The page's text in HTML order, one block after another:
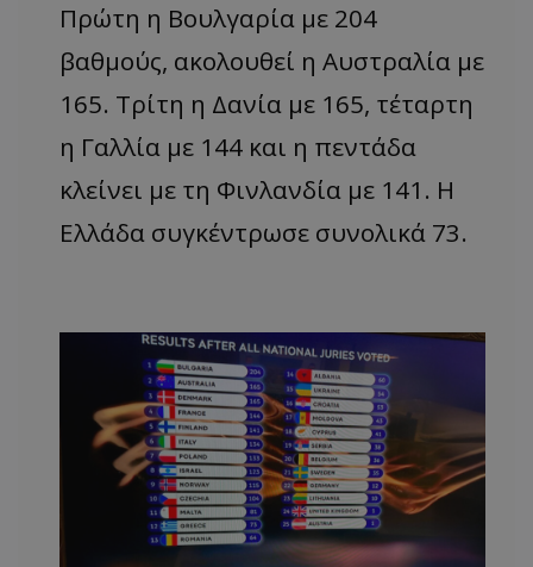
Πρώτη η Βουλγαρία με 204
βαθμούς, ακολουθεί η Αυστραλία με
165. Τρίτη η Δανία με 165, τέταρτη
η Γαλλία με 144 και η πεντάδα
κλείνει με τη Φινλανδία με 141. Η
Ελλάδα συγκέντρωσε συνολικά 73.